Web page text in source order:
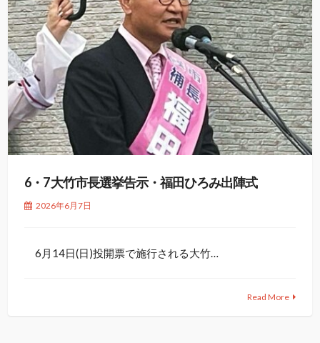
6・7 大竹市長選挙告示・福田ひろみ出陣式
2026年6月7日
6月14日(日)投開票で施行される大竹…
Read More